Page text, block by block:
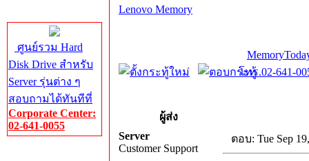
ศูนย์รวม Hard
Disk Drive สำหรับ
Server รุ่นต่าง ๆ
สอบถามได้ทันทีที่
Corporate Center:
02-641-0055
Lenovo Memory
โทร.02-641-
ผู้ส่ง
Server
Customer Support
ตอบ: Tue Sep